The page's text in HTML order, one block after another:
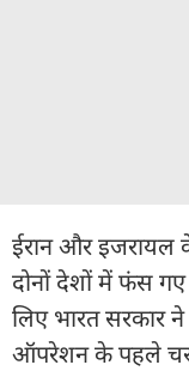
ईरान और इजरायल
दोनों देशों में फंस
लिए भारत सरकार
ऑपरेशन के पहले